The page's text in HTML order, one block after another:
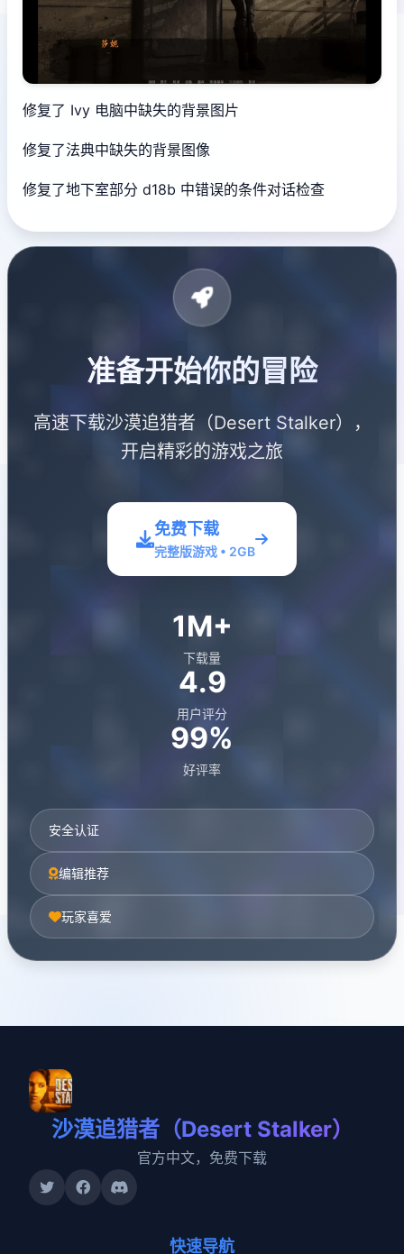
修复了 Ivy 电脑中缺失的背景图片
修复了法典中缺失的背景图像
修复了地下室部分 d18b 中错误的条件对话检查
准备开始你的冒险
高速下载沙漠追猎者（Desert Stalker），
开启精彩的游戏之旅
免费下载
完整版游戏 • 2GB
1M+
下载量
4.9
用户评分
99%
好评率
安全认证
编辑推荐
玩家喜爱
沙漠追猎者（Desert Stalker）
官方中文，免费下载
快速导航